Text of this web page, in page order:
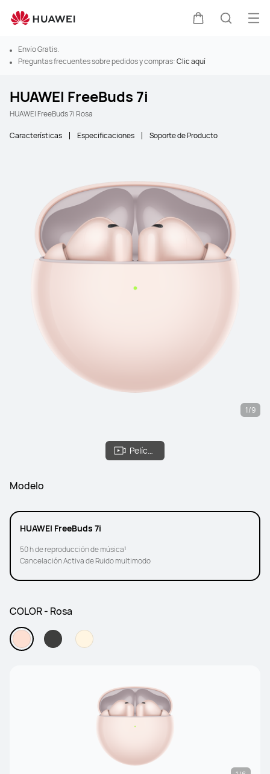
Envío Gratis.
Preguntas frecuentes sobre pedidos y compras:Clic aquí
HUAWEI FreeBuds 7i
HUAWEI FreeBuds 7i Rosa
Características Especificaciones Soporte de Producto
Película
1/9
Modelo
HUAWEI FreeBuds 7i
50 h de reproducción de música¹
Cancelación Activa de Ruido multimodo
COLOR - Rosa